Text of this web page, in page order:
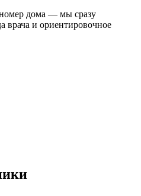
дома — мы сразу
врача и ориентировочное